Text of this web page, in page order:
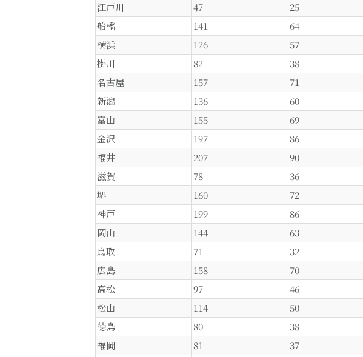
江戸川
47 25
船橋
141 64
横浜
126 57
掛川
82 38
名古屋
157 71
新潟
136 60
富山
155 69
金沢
197 86
福井
207 90
滋賀
78 36
堺
160 72
神戸
199 86
岡山
144 63
鳥取
71 32
広島
158 70
高松
97 46
松山
114 50
徳島
80 38
福岡
81 37